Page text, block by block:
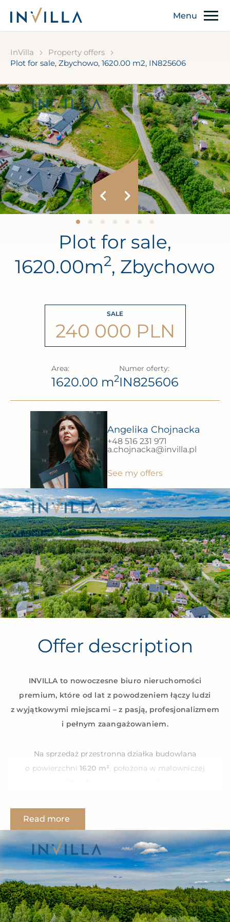
InVilla
Property offers
Plot for sale, Zbychowo, 1620.00 m2, IN825606
Plot for sale,
1620.00m2, Zbychowo
SALE
240 000 PLN
Area:
1620.00 m2
Numer oferty:
IN825606
Angelika Chojnacka
+48 516 231 971
a.chojnacka@invilla.pl
See my offers
Offer description
INVILLA to nowoczesne biuro nieruchomości
premium, które od lat z powodzeniem łączy ludzi
z wyjątkowymi miejscami – z pasją, profesjonalizmem
i pełnym zaangażowaniem.
Na sprzedaż przestronna działka budowlana
o powierzchni1620 m², położona w malowniczej
ATUTY:
wszystkie niezbędne media doprowadzone,
płaskie, suche ukształtowanie – idealne pod
budowę,
Read more